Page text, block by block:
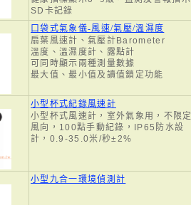
SD卡記錄
口袋式氣象儀-風速/氣壓/溫濕度
扇葉風速計、氣壓計Barometer
溫度、溫濕度計、露點計
可同時顯示兩種測量數據
最大值、最小值及讀值鎖定功能
小型杯式紀錄風速計
小型杯式風速計，室外氣象用，不限定
風向，100點手動紀錄，IP65防水設
計，0.9-35.0米/秒±2%
小型九合一環境偵測計